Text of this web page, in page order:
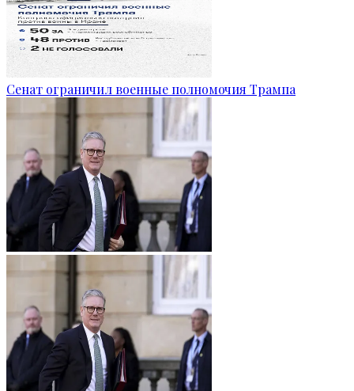
Сенат ограничил военные полномочия Трампа